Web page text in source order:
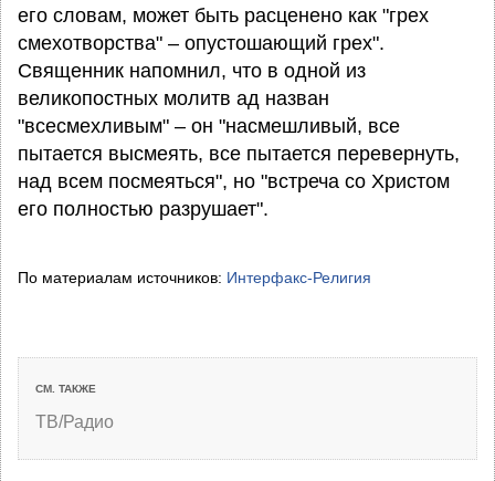
его словам, может быть расценено как "грех
смехотворства" – опустошающий грех".
Священник напомнил, что в одной из
великопостных молитв ад назван
"всесмехливым" – он "насмешливый, все
пытается высмеять, все пытается перевернуть,
над всем посмеяться", но "встреча со Христом
его полностью разрушает".
По материалам источников: Интерфакс-Религия
СМ. ТАКЖЕ
ТВ/Радио